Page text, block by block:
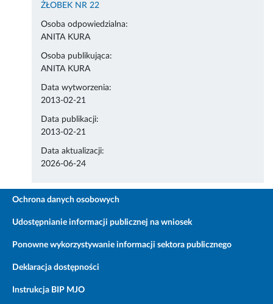
ŻŁOBEK NR 22
Osoba odpowiedzialna:
ANITA KURA
Osoba publikująca:
ANITA KURA
Data wytworzenia:
2013-02-21
Data publikacji:
2013-02-21
Data aktualizacji:
2026-06-24
Ochrona danych osobowych
Udostępnianie informacji publicznej na wniosek
Ponowne wykorzystywanie informacji sektora publicznego
Deklaracja dostępności
Instrukcja BIP MJO